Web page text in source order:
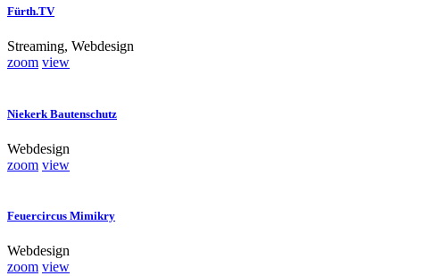
Fürth.TV
Streaming, Webdesign
zoom view
Niekerk Bautenschutz
Webdesign
zoom view
Feuercircus Mimikry
Webdesign
zoom view